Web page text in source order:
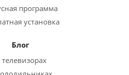
программа
установка
Блог